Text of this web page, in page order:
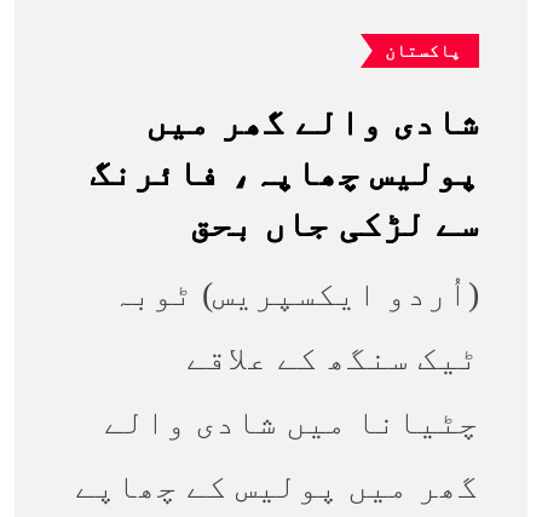
پاکستان
شادی والے گھر میں
پولیس چھاپہ، فائرنگ
سے لڑکی جاں بحق
(اُردو ایکسپریس) ٹوبہ
ٹیک سنگھ کے علاقے
چٹیانا میں شادی والے
گھر میں پولیس کے چھاپے